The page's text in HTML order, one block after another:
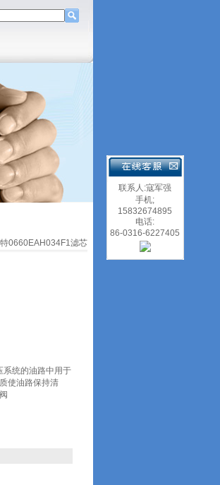
0660EAH034F1滤芯
系统的油路中用于
使油路保持清
联系人:寇军强
手机;
15832674895
电话:
86-0316-6227405